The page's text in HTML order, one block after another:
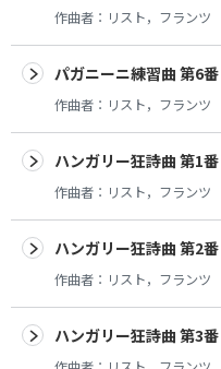
作曲者： リスト，フランツ
パガニーニ練習曲 第6
作曲者： リスト，フランツ
ハンガリー狂詩曲 第1
作曲者： リスト，フランツ
ハンガリー狂詩曲 第2
作曲者： リスト，フランツ
ハンガリー狂詩曲 第3